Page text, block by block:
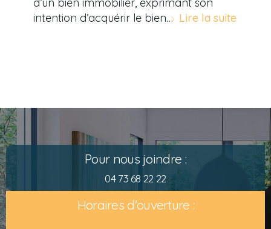
d’un bien immobilier, exprimant son
intention d’acquérir le bien… Lire la suite
Pour nous joindre :
04 73 68 22 22
Horaires d'ouverture :